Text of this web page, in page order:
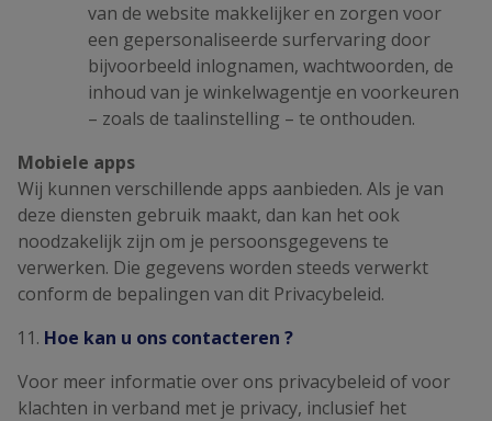
van de website makkelijker en zorgen voor
een gepersonaliseerde surfervaring door
bijvoorbeeld inlognamen, wachtwoorden, de
inhoud van je winkelwagentje en voorkeuren
– zoals de taalinstelling – te onthouden.
Mobiele apps
Wij kunnen verschillende apps aanbieden. Als je van
deze diensten gebruik maakt, dan kan het ook
noodzakelijk zijn om je persoonsgegevens te
verwerken. Die gegevens worden steeds verwerkt
conform de bepalingen van dit Privacybeleid.
Hoe kan u ons contacteren ?
Voor meer informatie over ons privacybeleid of voor
klachten in verband met je privacy, inclusief het